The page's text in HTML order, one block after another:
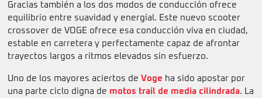
Gracias también a los dos modos de conducción ofrece
equilibrio entre suavidad y energíal. Este nuevo scooter
crossover de VOGE ofrece esa conducción viva en ciudad,
estable en carretera y perfectamente capaz de afrontar
trayectos largos a ritmos elevados sin esfuerzo.
Uno de los mayores aciertos de Voge ha sido apostar por
una parte ciclo digna de motos trail de media cilindrada. La